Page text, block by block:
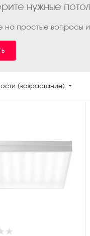
нужные
на простые вопросы
(возрастание)